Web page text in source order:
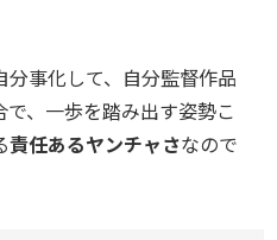
事化して、自分監督作品
、一歩を踏み出す姿勢こ
責任あるヤンチャさなので